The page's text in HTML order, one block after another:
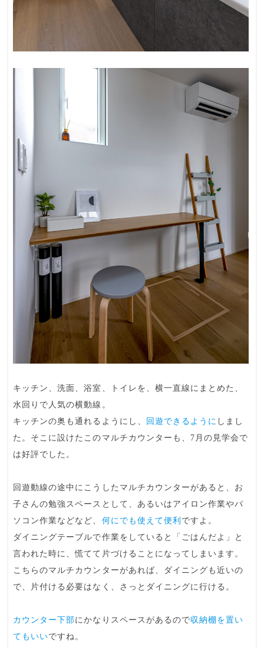
キッチン、洗面、浴室、トイレを、横一直線にまとめた、
水回りで人気の横動線 。
キッチンの奥も通れるようにし、
回遊できるように しまし
た。そこに設けたこのマルチカウンターも、7月の見学会で
は好評でした。
回遊動線の途中にこうしたマルチカウンターがあると、お
子さんの勉強スペースとして、あるいはアイロン作業やパ
ソコン作業などなど、 何にでも使えて便利 ですよ。
ダイニングテーブルで作業をしていると「ごはんだよ」と
言われた時に、慌てて片づけることになってしまいます。
こちらのマルチカウンターがあれば、ダイニングも近いの
で、片付ける必要はなく、さっとダイニングに行ける。
カウンター下部にかなりスペースがあるので収納棚を置い
てもいいですね。